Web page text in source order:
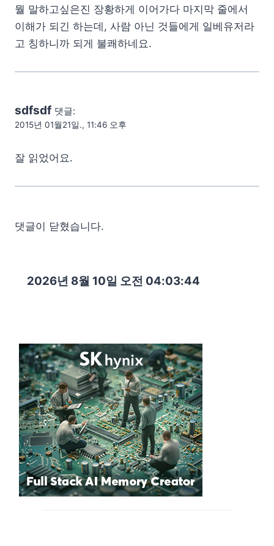
뭘 말하고싶은진 장황하게 이어가다 마지막 줄에서
이해가 되긴 하는데, 사람 아닌 것들에게 일베유저라
고 칭하니까 되게 불쾌하네요.
sdfsdf 댓글:
2015년 01월21일., 11:46 오후
잘 읽었어요.
댓글이 닫혔습니다.
2026년 8월 10일 오전 04:03:46